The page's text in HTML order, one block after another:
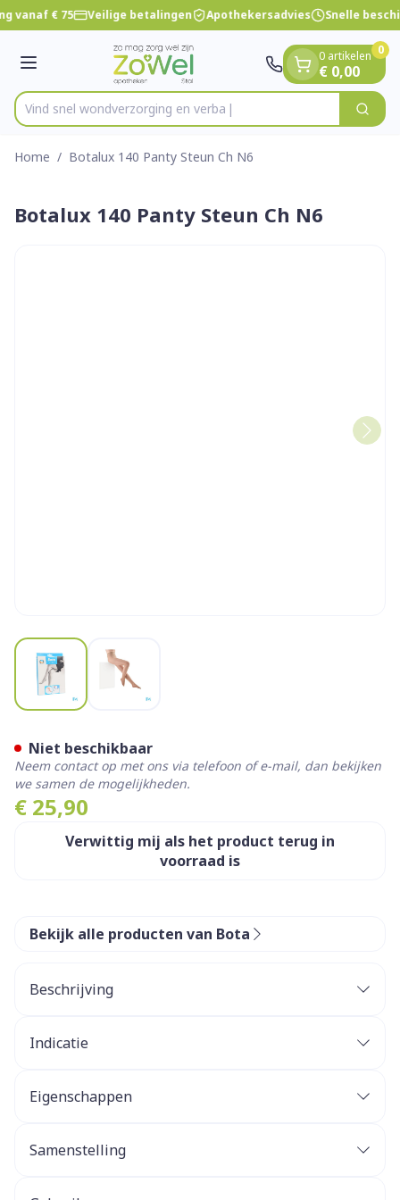
Ga naar de inhoud
1 van 1
vanaf € 75 Veilige betalingen Apothekersadvies Snelle
Menu
Product, merk, categorie...
Vind snel wondverzorging Zoek
0 artikelen
€ 0,00
0
Home / Botalux 140 Panty Steun Ch N6
Botalux 140 Panty Steun Ch N6
View larger image
€ 25,90
Verwittig mij als het product terug in
voorraad is
Niet beschikbaar
Neem contact op met ons via telefoon of e-mail, dan bekijken
we samen de mogelijkheden.
Bekijk alle producten van Bota
Beschrijving
Indicatie
Eigenschappen
Ze benaderen sterk een FIJNE STADSKOUS.
steun.
Samenstelling